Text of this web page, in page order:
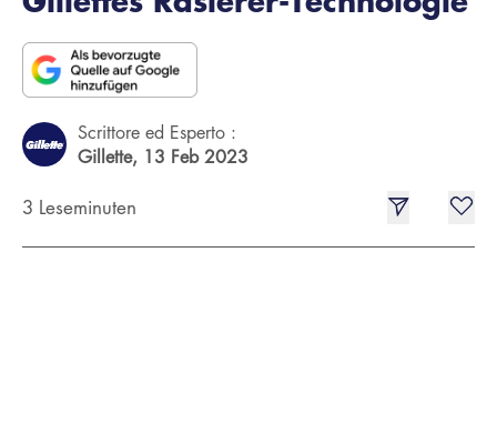
Scrittore ed Esperto :
Gillette, 13 Feb 2023
3 Leseminuten